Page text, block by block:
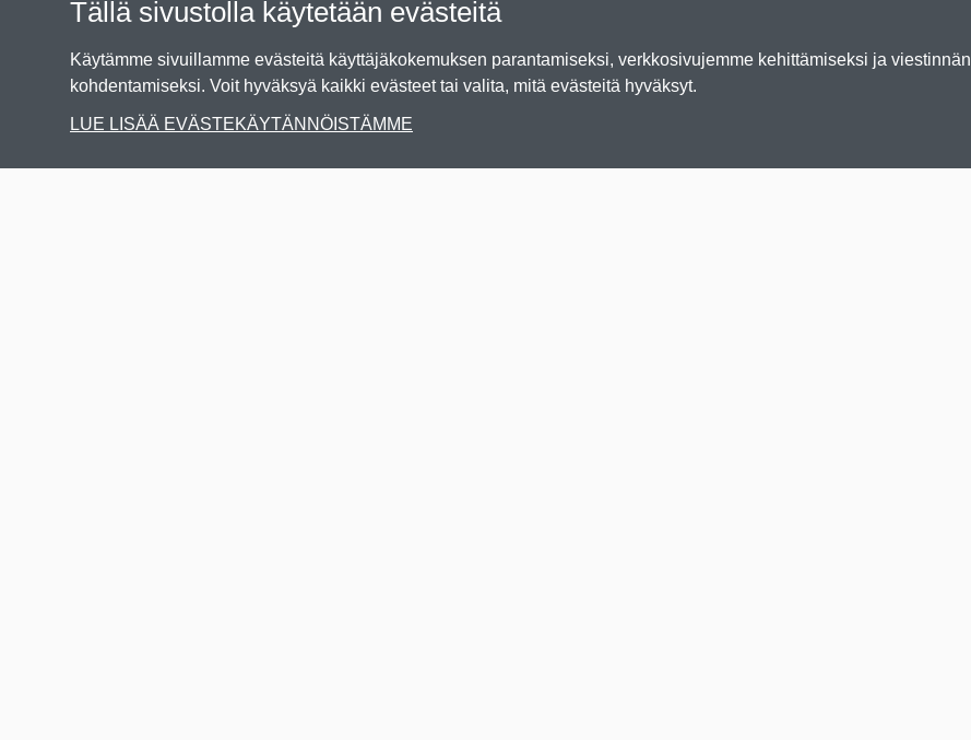
Tällä sivustolla käytetään evästeitä
Käytämme sivuillamme evästeitä käyttäjäkokemuksen parantamiseksi, verkkosivujemme kehittämiseksi ja viestinnän
kohdentamiseksi. Voit hyväksyä kaikki evästeet tai valita, mitä evästeitä hyväksyt.
LUE LISÄÄ EVÄSTEKÄYTÄNNÖISTÄMME